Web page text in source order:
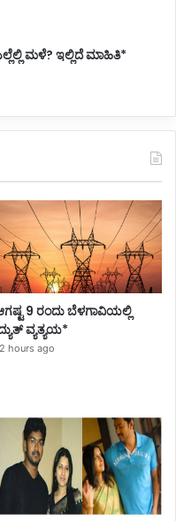
ಮಳೆ? ಇಲ್ಲಿದೆ ಮಾಹಿತಿ*
9 ರಂದು ಬೆಳಗಾವಿಯಲ್ಲಿ
ವ್ಯತ್ಯಯ*
2 hours ago